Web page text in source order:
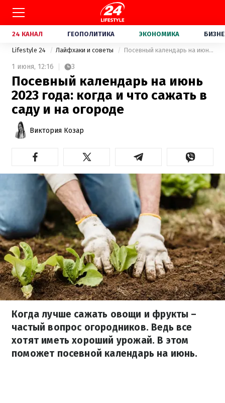
24 КАНАЛ ГЕОПОЛИТИКА ЭКОНОМИКА
Lifestyle 24 Лайфхаки и советы Посевный календарь на июнь 2023 года: когда и что сажать в саду и на огороде
1 июня, 12:16 3
Посевный календарь на июнь
2023 года: когда и что сажать в
саду и на огороде
Виктория Козар
Когда лучше сажать овощи и фрукты –
частый вопрос огородников. Ведь все
хотят иметь хороший урожай. В этом
поможет посевной календарь на июнь.